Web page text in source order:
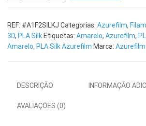
REF: #A1F2SILKJ Categorias: Azurefilm,
3D, PLA Silk Etiquetas: Amarelo, Azurefilm,
Amarelo, PLA Silk Azurefilm Marca: Azurefilm
DESCRIÇÃO INFORMAÇÃO
AVALIAÇÕES (0)